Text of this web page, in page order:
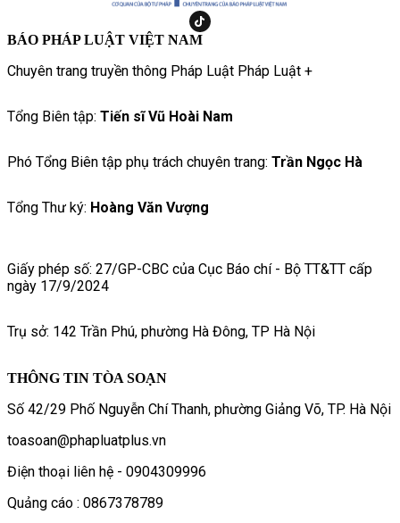
BÁO PHÁP LUẬT VIỆT NAM
Chuyên trang truyền thông Pháp Luật Pháp Luật +
Tổng Biên tập: Tiến sĩ Vũ Hoài Nam
Phó Tổng Biên tập phụ trách chuyên trang: Trần Ngọc Hà
Tổng Thư ký: Hoàng Văn Vượng
Giấy phép số: 27/GP-CBC của Cục Báo chí - Bộ TT&TT cấp
ngày 17/9/2024
Trụ sở: 142 Trần Phú, phường Hà Đông, TP Hà Nội
THÔNG TIN TÒA SOẠN
Số 42/29 Phố Nguyễn Chí Thanh, phường Giảng Võ, TP. Hà Nội
toasoan@phapluatplus.vn
Điện thoại liên hệ - 0904309996
Quảng cáo : 0867378789